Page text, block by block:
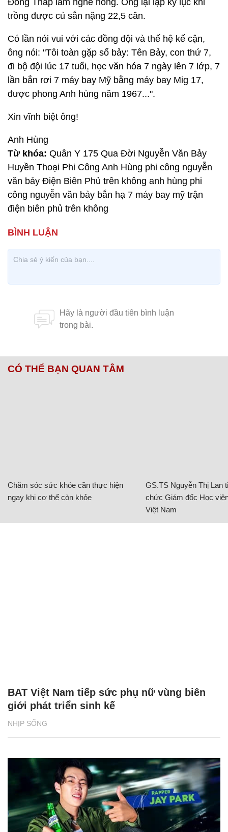
Đồng Tháp làm nghề nông. Ông lại lập kỷ lục khi
trồng được củ sắn nặng 22,5 cân.
Có lần nói vui với các đồng đội và thế hệ kế cận,
ông nói: "Tôi toàn gặp số bảy: Tên Bảy, con thứ 7,
đi bộ đội lúc 17 tuổi, học văn hóa 7 ngày lên 7 lớp, 7
lần bắn rơi 7 máy bay Mỹ bằng máy bay Mig 17,
được phong Anh hùng năm 1967...".
Xin vĩnh biệt ông!
Anh Hùng
Từ khóa: Quân Y 175 Qua Đời Nguyễn Văn Bảy
Huyền Thoại Phi Công Anh Hùng phi công nguyễn
văn bảy Điện Biên Phủ trên không anh hùng phi
công nguyễn văn bảy bắn hạ 7 máy bay mỹ trận
điện biên phủ trên không
CÓ THỂ BẠN QUAN TÂM
Chăm sóc sức khỏe cần thực hiện
ngay khi cơ thể còn khỏe
GS.TS Nguyễn Thị Lan
chức Giám đốc Học
Việt Nam
NHỊP SỐNG
BAT Việt Nam tiếp sức phụ nữ vùng biên
giới phát triển sinh kế